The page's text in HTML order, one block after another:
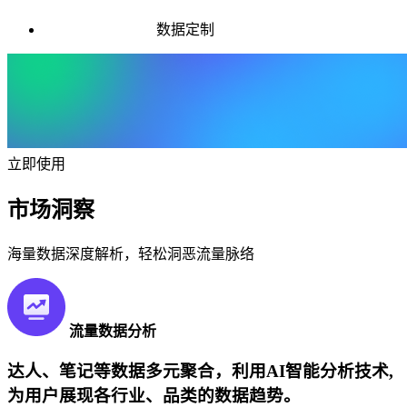
数据定制
立即使用
市场洞察
海量数据深度解析，轻松洞恶流量脉络
流量数据分析
达人、笔记等数据多元聚合，利用AI智能分析技术,
为用户展现各行业、品类的数据趋势。